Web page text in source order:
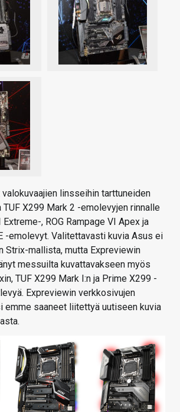
linsseihin tarttuneiden
X299 Mark 2 -emolevyjen rinnalle
Extreme-, ROG Rampage VI Apex ja
-emolevyt. Valitettavasti kuvia Asus ei
Strix-mallista, mutta Expreviewin
messuilta kuvattavakseen myös
TUF X299 Mark I:n ja Prime X299 -
Expreviewin verkkosivujen
emme saaneet liitettyä uutiseen kuvia